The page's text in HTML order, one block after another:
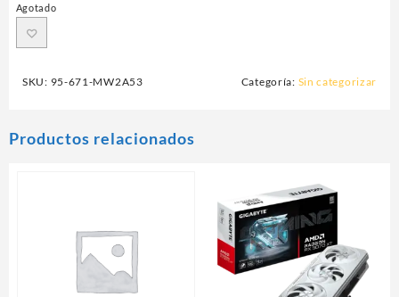
Agotado
SKU: 95-671-MW2A53 Categoría: Sin categorizar
Productos relacionados